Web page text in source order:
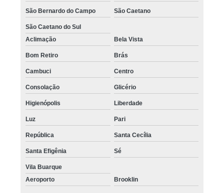
São Bernardo do Campo São Caetano
São Caetano do Sul
Aclimação
Bela Vista
Bom Retiro Brás
Cambuci Centro
Consolação Glicério
Higienópolis Liberdade
Luz Pari
República Santa Cecília
Santa Efigênia Sé
Vila Buarque
Aeroporto
Brooklin